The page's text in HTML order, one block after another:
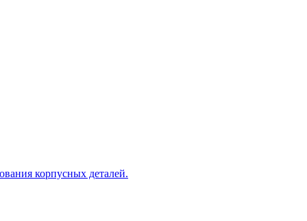
корпусных деталей.